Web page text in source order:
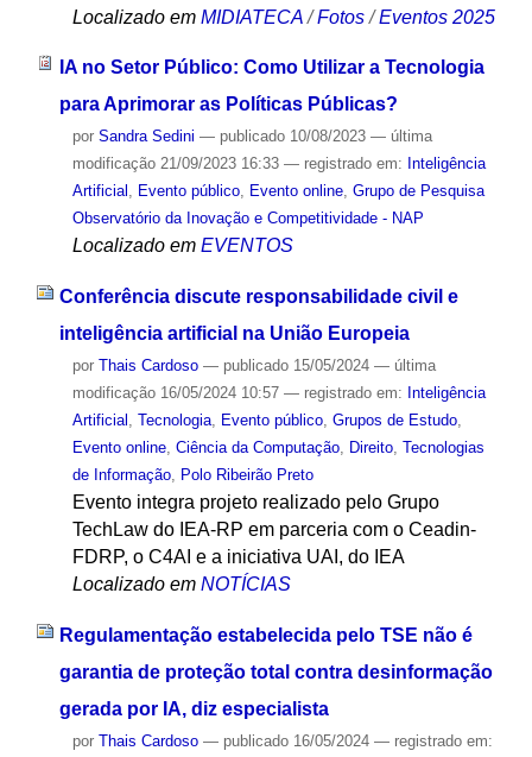
Localizado em MIDIATECA /Fotos /Eventos 2025
IA no Setor Público: Como Utilizar a Tecnologia
para Aprimorar as Políticas Públicas?
por Sandra Sedini — publicado10/08/2023 — última
modificação21/09/2023 16:33 — registrado em: Inteligência
Artificial , Evento público, Evento online, Grupo de Pesquisa
Observatório da Inovação e Competitividade - NAP
Localizado em EVENTOS
Conferência discute responsabilidade civil e
inteligência artificial na União Europeia
por Thais Cardoso — publicado15/05/2024 — última
modificação16/05/2024 10:57 — registrado em: Inteligência
Artificial , Tecnologia, Evento público, Grupos de Estudo,
Evento online, Ciência da Computação, Direito, Tecnologias
de Informação, Polo Ribeirão Preto
Evento integra projeto realizado pelo Grupo
TechLaw do IEA-RP em parceria com o Ceadin-
FDRP, o C4AI e a iniciativa UAI, do IEA
Localizado em NOTÍCIAS
Regulamentação estabelecida pelo TSE não é
garantia de proteção total contra desinformação
gerada por IA, diz especialista
por Thais Cardoso — publicado16/05/2024 — registrado em: